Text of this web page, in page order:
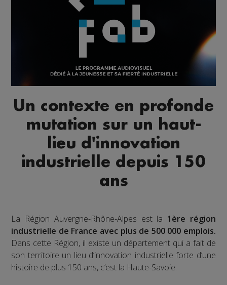
Un contexte en profonde
mutation sur un haut-
lieu d'innovation
industrielle depuis 150
ans
La Région Auvergne-Rhône-Alpes est la 1ère région
industrielle de France avec plus de 500 000 emplois.
Dans cette Région, il existe un département qui a fait de
son territoire un lieu d’innovation industrielle forte d’une
histoire de plus 150 ans, c’est la Haute-Savoie.